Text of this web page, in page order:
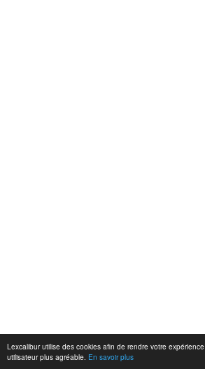
Lexcalibur utilise des cookies afin de rendre votre expérience
utilisateur plus agréable. En savoir plus